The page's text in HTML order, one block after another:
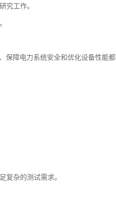
究工作。
保障电力系统安全和优化设备性能都
复杂的测试需求。